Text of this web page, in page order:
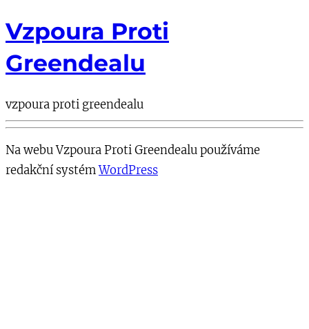
Vzpoura Proti
Greendealu
vzpoura proti greendealu
Na webu Vzpoura Proti Greendealu používáme
redakční systémWordPress